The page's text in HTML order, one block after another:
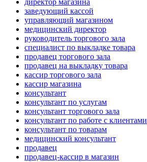
директор магазина
заведующий кассой
управляющий магазином
медицинский директор
руководитель торгового зала
специалист по выкладке товара
продавец торгового зала
продавец на выкладку товара
кассир торгового зала
кассир магазина
консультант
консультант по услугам
консультант торгового зала
консультант по работе с клиентами
консультант по товарам
медицинский консультант
продавец
продавец-кассир в магазин